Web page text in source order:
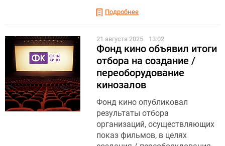
Подробнее
21 августа 2025 13:02
Фонд кино объявил итоги
отбора на создание /
переоборудование
кинозалов
Фонд кино опубликовал
результаты отбора
организаций, осуществляющих
показ фильмов, в целях